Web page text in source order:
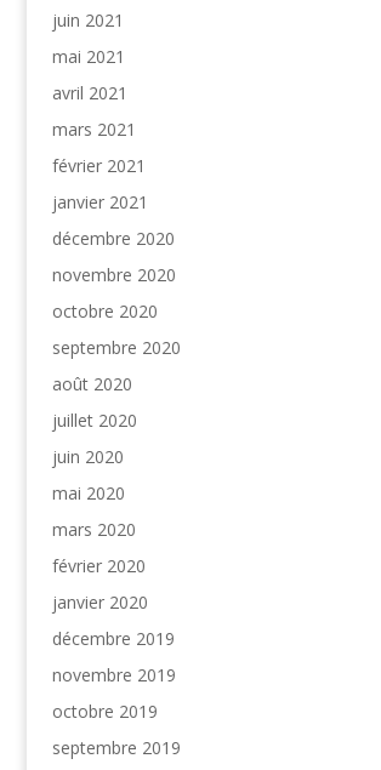
juin 2021
mai 2021
avril 2021
mars 2021
février 2021
janvier 2021
décembre 2020
novembre 2020
octobre 2020
septembre 2020
août 2020
juillet 2020
juin 2020
mai 2020
mars 2020
février 2020
janvier 2020
décembre 2019
novembre 2019
octobre 2019
septembre 2019